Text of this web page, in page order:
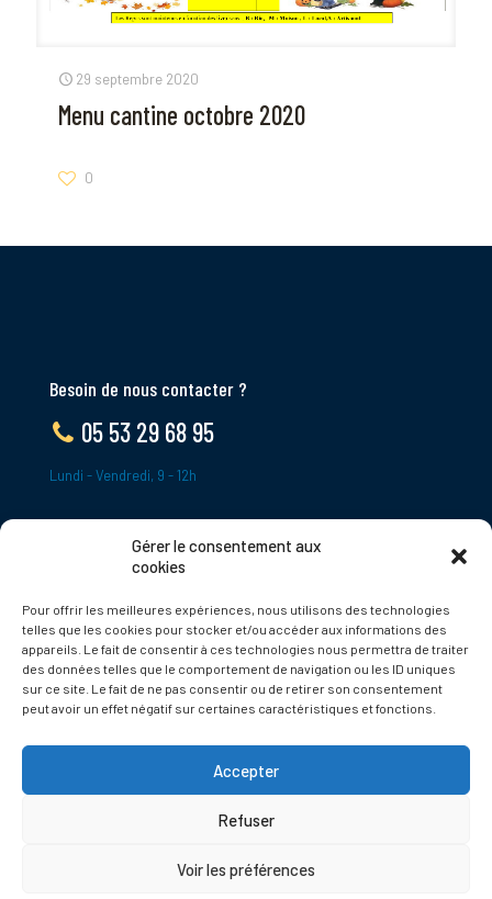
Gérer le consentement aux
cookies
Pour offrir les meilleures expériences, nous utilisons des technologies
telles que les cookies pour stocker et/ou accéder aux informations des
appareils. Le fait de consentir à ces technologies nous permettra de traiter
des données telles que le comportement de navigation ou les ID uniques
sur ce site. Le fait de ne pas consentir ou de retirer son consentement
peut avoir un effet négatif sur certaines caractéristiques et fonctions.
Accepter
Refuser
Voir les préférences
29 septembre 2020
Menu cantine octobre 2020
0
Besoin de nous contacter ?
05 53 29 68 95
Lundi - Vendredi, 9 - 12h
24620 Tamniès
France
Politique de cookies
© 2025 Tamnies.fr